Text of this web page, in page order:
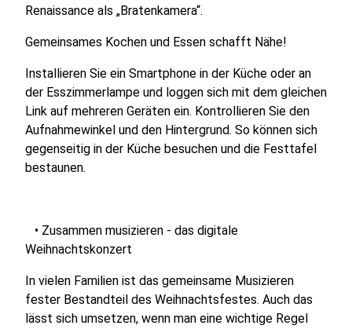
Renaissance als „Bratenkamera“.
Gemeinsames Kochen und Essen schafft Nähe!
Installieren Sie ein Smartphone in der Küche oder an
der Esszimmerlampe und loggen sich mit dem gleichen
Link auf mehreren Geräten ein. Kontrollieren Sie den
Aufnahmewinkel und den Hintergrund. So können sich
gegenseitig in der Küche besuchen und die Festtafel
bestaunen.
• Zusammen musizieren - das digitale
Weihnachtskonzert
In vielen Familien ist das gemeinsame Musizieren
fester Bestandteil des Weihnachtsfestes. Auch das
lässt sich umsetzen, wenn man eine wichtige Regel